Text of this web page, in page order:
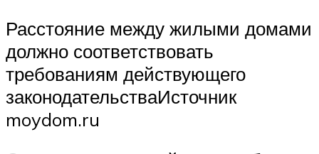
Расстояние между жилыми домами
должно соответствовать
требованиям действующего
законодательстваИсточник
moydom.ru